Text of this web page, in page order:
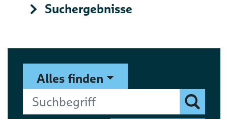
Suchergebnisse
Suchformular
Alles finden
Suchbegriff
Finden